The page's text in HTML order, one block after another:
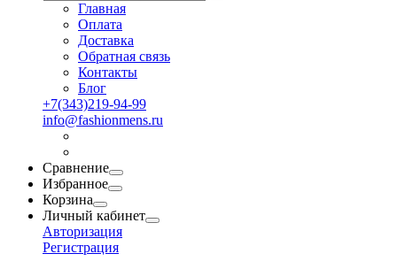
Главная
Оплата
Доставка
Обратная связь
Контакты
Блог
+7(343)219-94-99
info@fashionmens.ru
Сравнение
Избранное
Корзина
Личный кабинет
Авторизация
Регистрация